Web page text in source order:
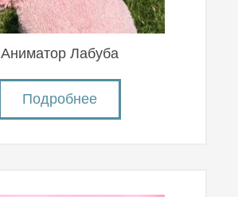
Аниматор Лабуба
Подробнее